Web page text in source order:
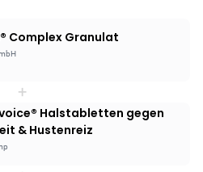
Complex Granulat
+
Halstabletten gegen
& Hustenreiz